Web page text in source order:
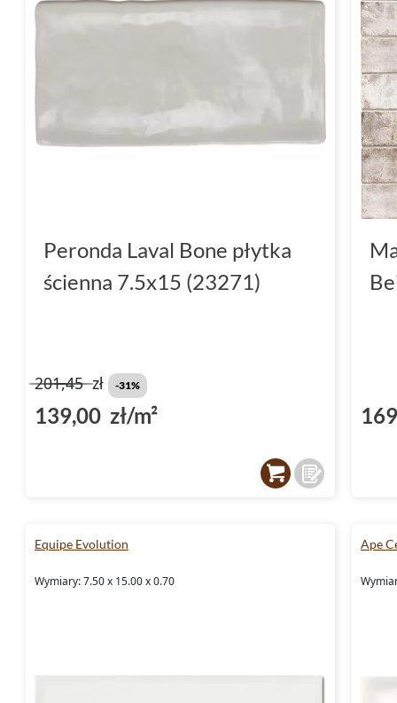
Peronda Laval Bone płytka
ścienna 7.5x15 (23271)
201,45zł -31%
139,00 zł/m²
Equipe Evolution
Wymiary: 7.50 x 15.00 x 0.70
Ape